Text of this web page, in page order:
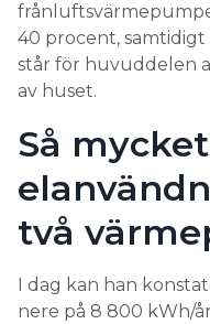
40 procent,
står för huvuddelen
av huset.
Så
två
I dag kan han
nere på 8 800 kWh/